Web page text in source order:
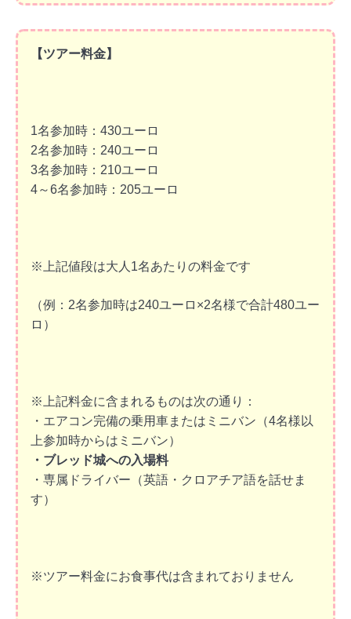
【ツアー料金】
1名参加時：430ユーロ
2名参加時：240ユーロ
3名参加時：210ユーロ
4～6名参加時：205ユーロ
※上記値段は大人1名あたりの料金です
（例：2名参加時は240ユーロ×2名様で合計480ユー
ロ）
※上記料金に含まれるものは次の通り：
・エアコン完備の乗用車またはミニバン（4名様以
上参加時からはミニバン）
・ブレッド城への入場料
・専属ドライバー（英語・クロアチア語を話せま
す）
※ツアー料金にお食事代は含まれておりません